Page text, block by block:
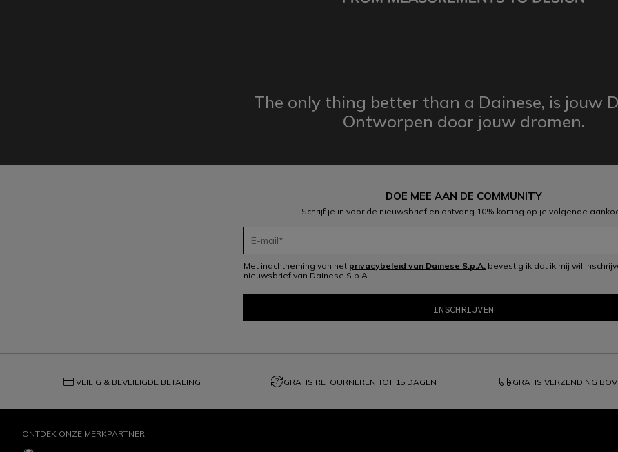
The only thing better than a Dainese, is jouw
Ontworpen door jouw dromen.
DOE MEE AAN DE COMMUNITY
Schrijf je in voor de nieuwsbrief en ontvang 10% korting op je volgende
Met inachtneming van het privacybeleid van Dainese S.p.A. bevestig ik dat ik mij wil
nieuwsbrief van Dainese S.p.A.
credit_card VEILIG & BEVEILIGDE BETALING question_exchangeGRATIS RETOURNEREN TOT 15 DAGEN local_shipping GRATIS VERZENDING
ONTDEK ONZE MERKPARTNER